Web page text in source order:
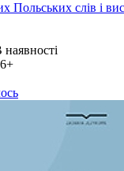
Польських слів і
наявності